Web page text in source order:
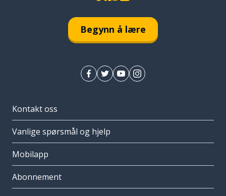
Begynn å lære
Kontakt oss
Vanlige spørsmål og hjelp
Mobilapp
Abonnement